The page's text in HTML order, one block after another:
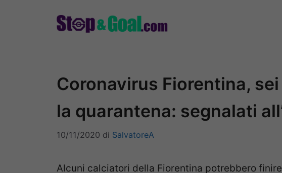
Coronavirus Fiorentina,
la quarantena: segnalati
10/11/2020 di SalvatoreA
Alcuni calciatori della Fiorentina potrebbero